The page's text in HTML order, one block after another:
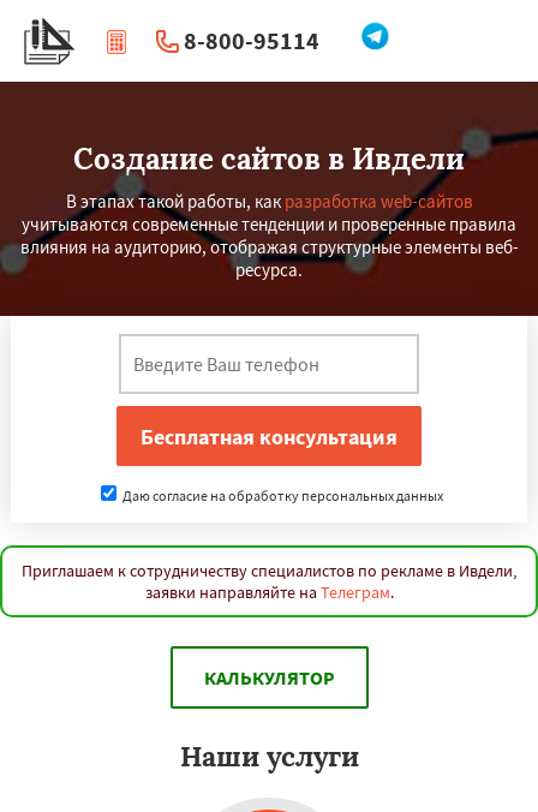
8-800-95114
| Перезвоните мне
Создание сайтов в Ивдели
В этапах такой работы, как разработка web-сайтов
учитываются современные тенденции и проверенные правила
влияния на аудиторию, отображая структурные элементы веб-
ресурса.
Даю согласие на обработку персональных данных
Приглашаем к сотрудничеству специалистов по рекламе в Ивдели,
заявки направляйте на Телеграм.
КАЛЬКУЛЯТОР
Наши услуги